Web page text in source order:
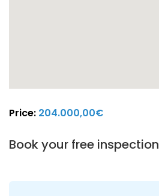
Price: 204.000,00€
Book your free inspection